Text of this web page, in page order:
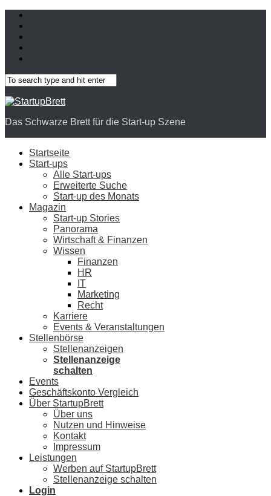
Das Schwarze Brett für die Start-up Szene
Startseite
Start-ups
Alle Start-ups
Erweiterte Suche
Start-up des Monats
Magazin
Start-up Stories
Panorama
Wirtschaft & Finanzen
Wissen
Finanzen
HR
IT
Marketing
Recht
Karriere
Events & Veranstaltungen
Stellenbörse
Stellenanzeigen
Stellenanzeige
schalten
Events
Geschäftskonto Vergleich
Über StartupBrett
Über uns
Nutzen und Hinweise
Kontakt
Impressum
Leistungen
Werben auf StartupBrett
Stellenanzeige schalten
Login